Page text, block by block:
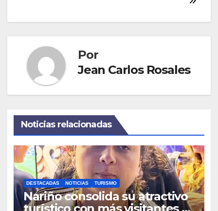
Por
Jean Carlos Rosales
Noticias relacionadas
DESTACADAS NOTICIAS TURISMO
Nariño consolida su atractivo